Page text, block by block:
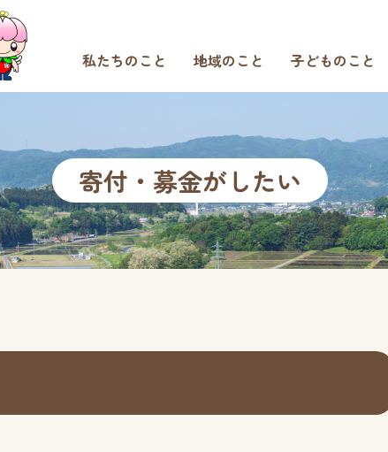
私たちのこと 地域のこと 子どものこと
寄付・募金がしたい